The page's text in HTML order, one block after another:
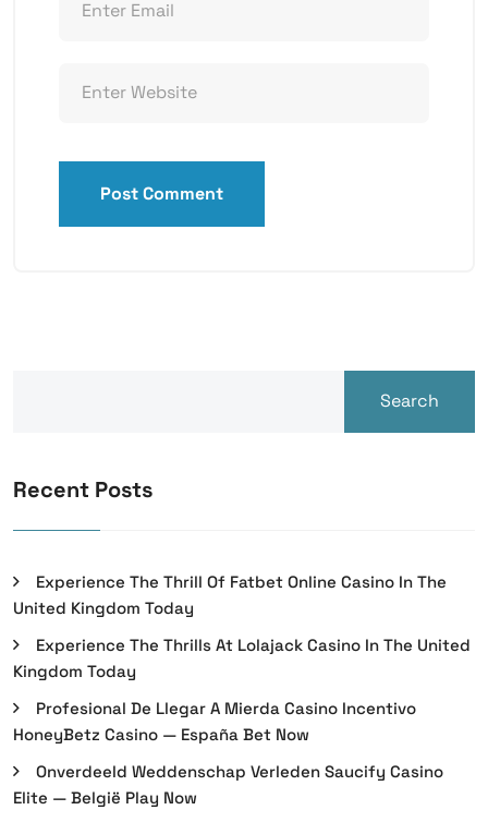
Post Comment
Search
Recent Posts
Experience The Thrill Of Fatbet Online Casino In The
United Kingdom Today
Experience The Thrills At Lolajack Casino In The United
Kingdom Today
Profesional De Llegar A Mierda Casino Incentivo
HoneyBetz Casino — España Bet Now
Onverdeeld Weddenschap Verleden Saucify Casino
Elite — België Play Now